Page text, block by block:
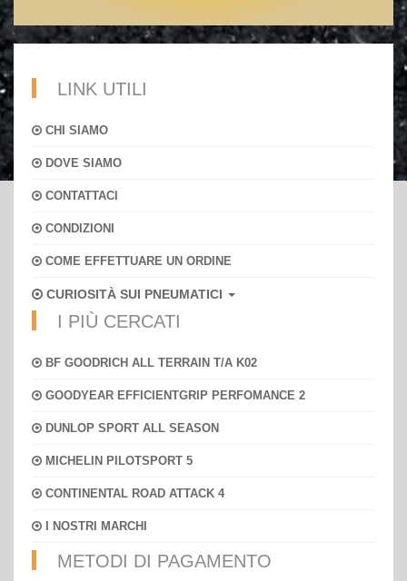
LINK UTILI
CHI SIAMO
DOVE SIAMO
CONTATTACI
CONDIZIONI
COME EFFETTUARE UN ORDINE
CURIOSITÀ SUI PNEUMATICI
I PIÙ CERCATI
BF GOODRICH ALL TERRAIN T/A K02
GOODYEAR EFFICIENTGRIP PERFOMANCE 2
DUNLOP SPORT ALL SEASON
MICHELIN PILOTSPORT 5
CONTINENTAL ROAD ATTACK 4
I NOSTRI MARCHI
METODI DI PAGAMENTO